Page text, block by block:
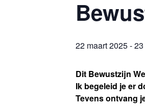
22 maart 2025-
Dit Bewustzijn
Ik begeleid je er
Tevens ontvang